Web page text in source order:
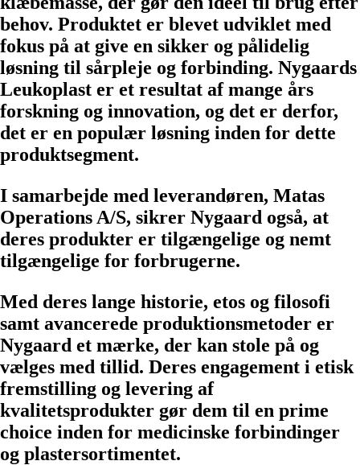
behov. Produktet er blevet udviklet med
fokus på at give en sikker og pålidelig
løsning til sårpleje og forbinding. Nygaards
Leukoplast er et resultat af mange års
forskning og innovation, og det er derfor,
det er en populær løsning inden for dette
produktsegment.
I samarbejde med leverandøren, Matas
Operations A/S, sikrer Nygaard også, at
deres produkter er tilgængelige og nemt
tilgængelige for forbrugerne.
Med deres lange historie, etos og filosofi
samt avancerede produktionsmetoder er
Nygaard et mærke, der kan stole på og
vælges med tillid. Deres engagement i etisk
fremstilling og levering af
kvalitetsprodukter gør dem til en prime
choice inden for medicinske forbindinger
og plastersortimentet.